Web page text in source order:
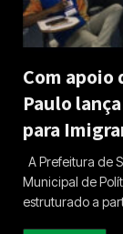
Com apoio
Paulo
para
A Prefeitura de
Municipal de
estruturado a